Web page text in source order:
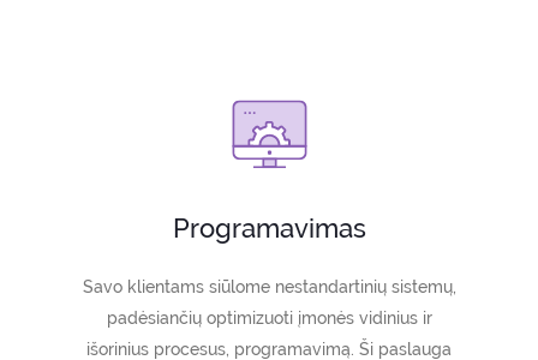
Programavimas
Savo klientams siūlome nestandartinių sistemų,
padėsiančių optimizuoti įmonės vidinius ir
išorinius procesus, programavimą. Ši paslauga